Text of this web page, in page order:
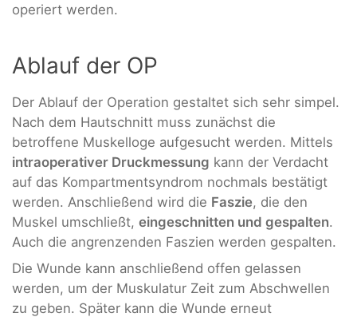
operiert werden.
Ablauf der OP
Der Ablauf der Operation gestaltet sich sehr simpel.
Nach dem Hautschnitt muss zunächst die
betroffene Muskelloge aufgesucht werden. Mittels
intraoperativer Druckmessung kann der Verdacht
auf das Kompartmentsyndrom nochmals bestätigt
werden. Anschließend wird die Faszie, die den
Muskel umschließt, eingeschnitten und gespalten.
Auch die angrenzenden Faszien werden gespalten.
Die Wunde kann anschließend offen gelassen
werden, um der Muskulatur Zeit zum Abschwellen
zu geben. Später kann die Wunde erneut